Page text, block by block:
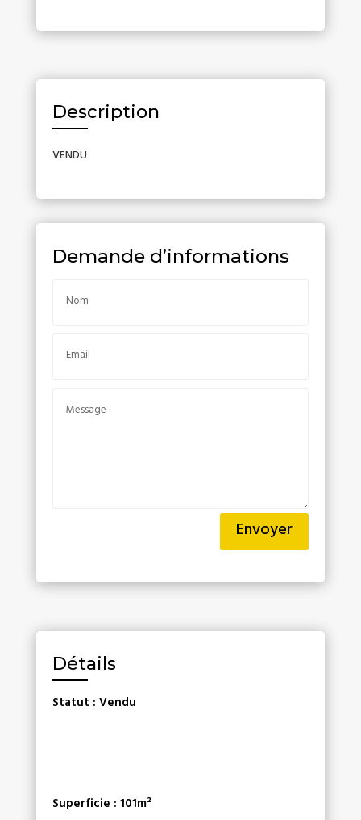
Description
VENDU
Demande d’informations
Envoyer
Détails
Statut :Vendu
Superficie :101m²